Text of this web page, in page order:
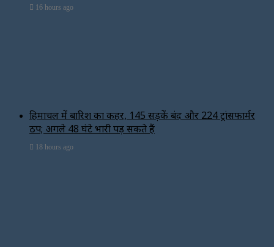
16 hours ago
हिमाचल में बारिश का कहर, 145 सड़कें बंद और 224 ट्रांसफार्मर
ठप; अगले 48 घंटे भारी पड़ सकते हैं
18 hours ago